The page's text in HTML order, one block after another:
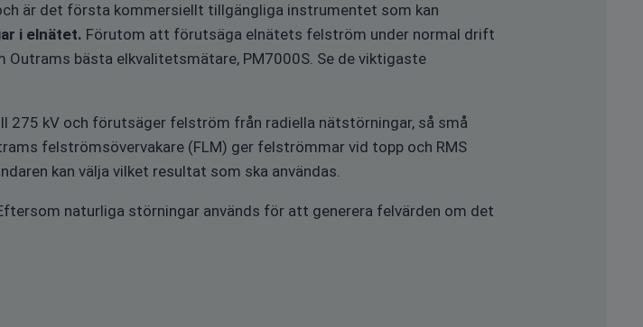
är det första kommersiellt tillgängliga instrumentet som kan
i elnätet. Förutom att förutsäga elnätets felström under normal drift
Outrams bästa elkvalitetsmätare, PM7000S. Se de viktigaste
275 kV och förutsäger felström från radiella nätstörningar, så små
felströmsövervakare (FLM) ger felströmmar vid topp och RMS
kan välja vilket resultat som ska användas.
naturliga störningar används för att generera felvärden om det